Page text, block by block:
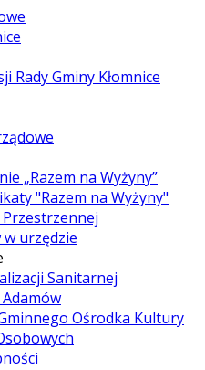
Rady Gminy Kłomnice
„Razem na Wyżyny”
"Razem na Wyżyny"
w urzędzie
Sanitarnej
Adamów
Ośrodka Kultury